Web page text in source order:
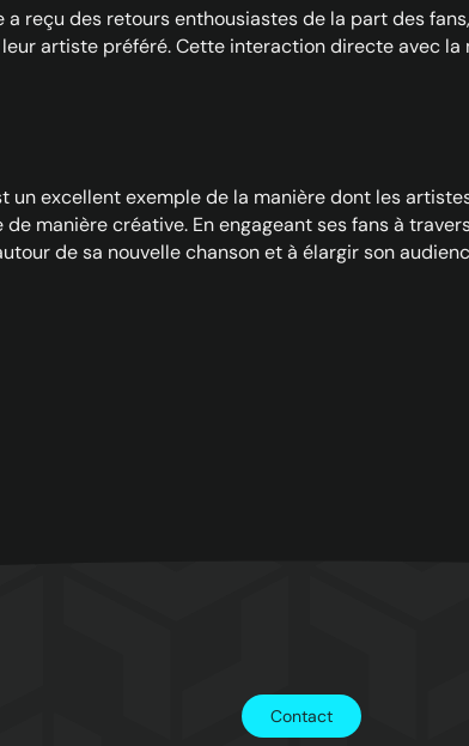
a reçu des retours enthousiastes de la part des
artiste préféré. Cette interaction directe avec la
un excellent exemple de la manière dont les
manière créative. En engageant ses fans à
de sa nouvelle chanson et à élargir son
Contact